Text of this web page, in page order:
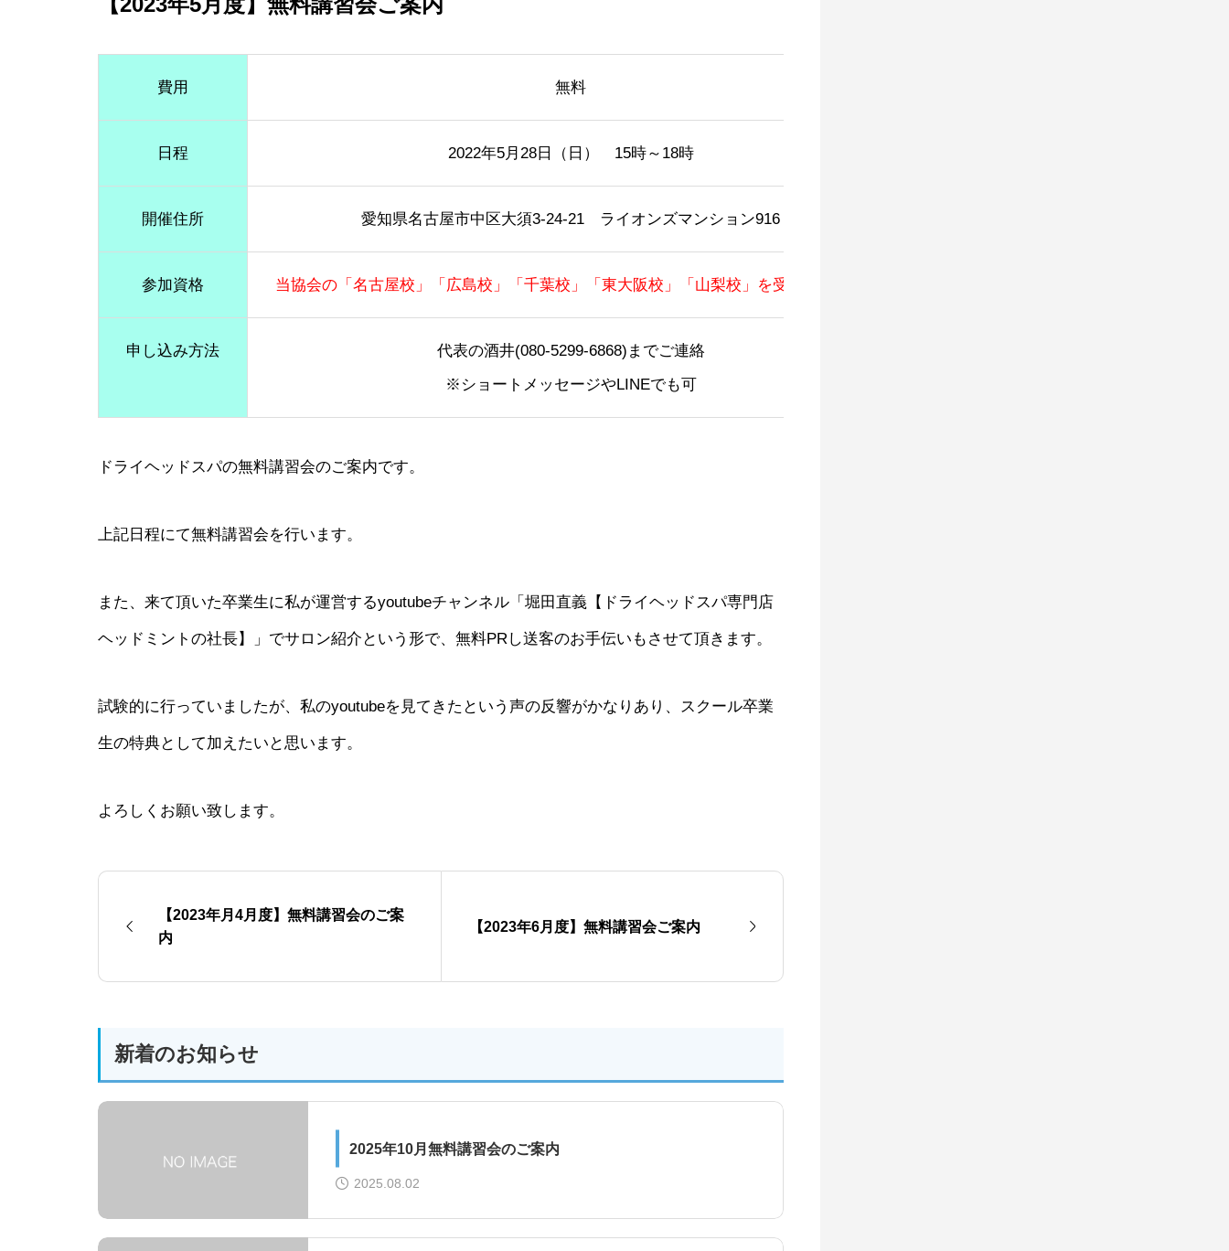
費用 無料
日程 2022年5月28日（日） 15時～18時
開催住所 愛知県名古屋市中区大須3-24-21 ライオンズマンション916
参加資格 当協会の「名古屋校」「広島校」「千葉校」「東大阪校」「山梨校」を受講された方
申し込み方法
代表の酒井(080-5299-6868)までご連絡
※ショートメッセージやLINEでも可
ドライヘッドスパの無料講習会のご案内です。
上記日程にて無料講習会を行います。
また、来て頂いた卒業生に私が運営するyoutubeチャンネル「堀田直義【ドライヘッドスパ専門店
ヘッドミントの社長】」でサロン紹介という形で、無料PRし送客のお手伝いもさせて頂きます。
試験的に行っていましたが、私のyoutubeを見てきたという声の反響がかなりあり、スクール卒業
生の特典として加えたいと思います。
よろしくお願い致します。
【2023年月4月度】無料講習会のご案
内
【2023年6月度】無料講習会ご案内
新着のお知らせ
2025年10月無料講習会のご案内
2025.08.02